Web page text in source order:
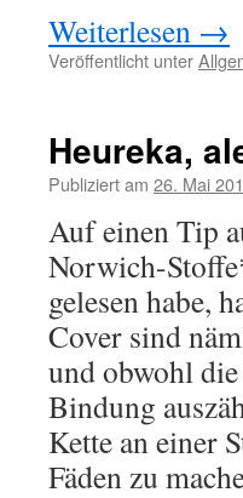
Weiterlesen →
Veröffentlicht unter
Heureka,
Publiziert am 26. Mai
Auf einen Tip
Norwich-
gelesen habe,
Cover sind
und obwohl
Bindung
Kette an einer
Fäden zu